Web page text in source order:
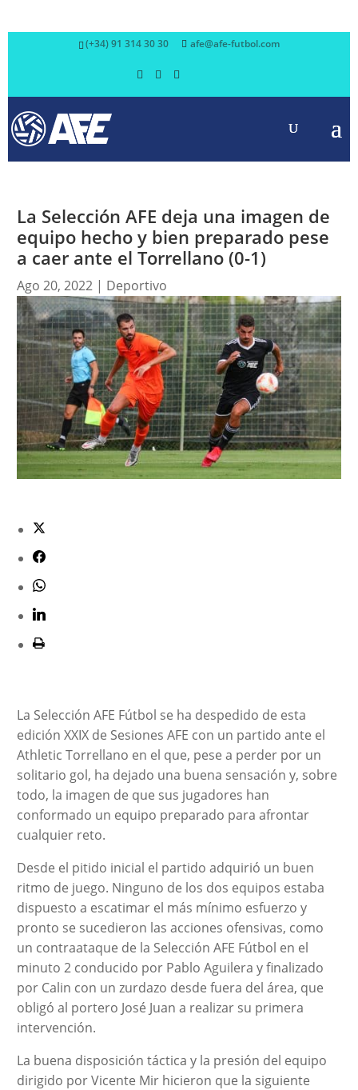
(+34) 91 314 30 30 afe@afe-futbol.com
La Selección AFE deja una imagen de
equipo hecho y bien preparado pese
a caer ante el Torrellano (0-1)
Ago 20, 2022| Deportivo
La Selección AFE Fútbol se ha despedido de esta
edición XXIX de Sesiones AFE con un partido ante el
Athletic Torrellano en el que, pese a perder por un
solitario gol, ha dejado una buena sensación y, sobre
todo, la imagen de que sus jugadores han
conformado un equipo preparado para afrontar
cualquier reto.
Desde el pitido inicial el partido adquirió un buen
ritmo de juego. Ninguno de los dos equipos estaba
dispuesto a escatimar el más mínimo esfuerzo y
pronto se sucedieron las acciones ofensivas, como
un contraataque de la Selección AFE Fútbol en el
minuto 2 conducido por Pablo Aguilera y finalizado
por Calin con un zurdazo desde fuera del área, que
obligó al portero José Juan a realizar su primera
intervención.
La buena disposición táctica y la presión del equipo
dirigido por Vicente Mir hicieron que la siguiente